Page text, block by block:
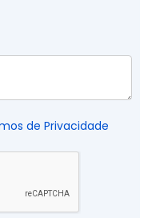
de Privacidade